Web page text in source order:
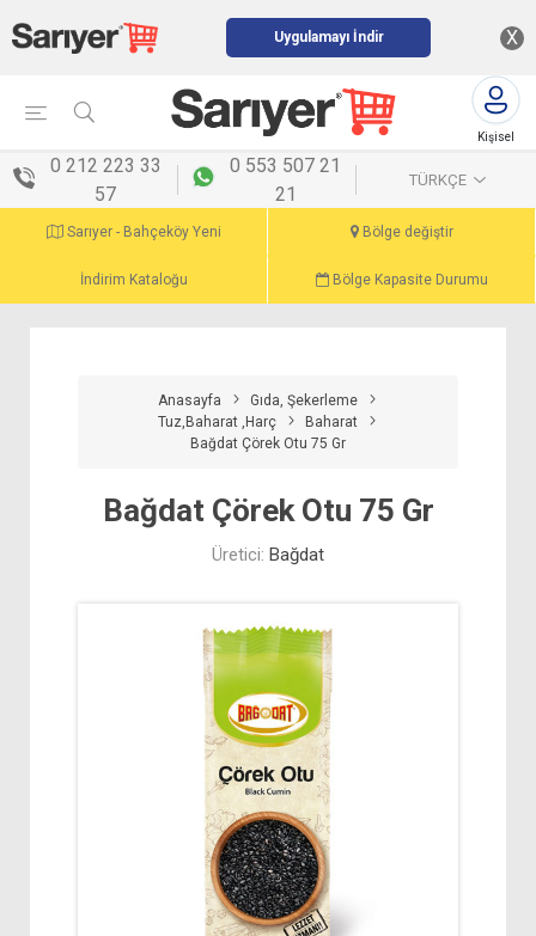
Uygulamayı İndir X
Kişisel
0 212 223 33
57
0 553 507 21
21
TÜRKÇE
Sarıyer - Bahçeköy Yeni Bölge değiştir
İndirim Kataloğu Bölge Kapasite Durumu
Anasayfa
Gıda, Şekerleme
Tuz,Baharat ,Harç
Baharat
Bağdat Çörek Otu 75 Gr
Bağdat Çörek Otu 75 Gr
Üretici: Bağdat